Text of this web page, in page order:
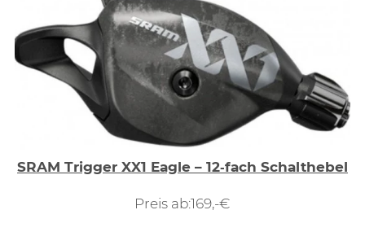
SRAM Trigger XX1 Eagle – 12‑fach Schalthebel
Preis ab:169,-€